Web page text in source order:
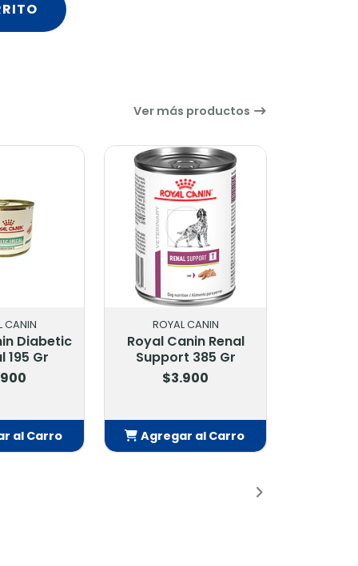
Ver más productos
ROYAL CANIN
Canin Renal
Support 385 Gr
Agregar al Carro
-9%
VET LIFE
Vet Life Obesity &
Diabetic 10 Kg.
$80.900
Agregar al Carro